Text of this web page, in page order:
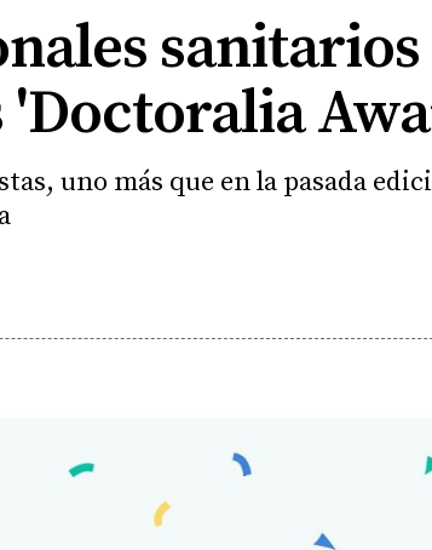
'Doctoralia
uno más que en la pasada